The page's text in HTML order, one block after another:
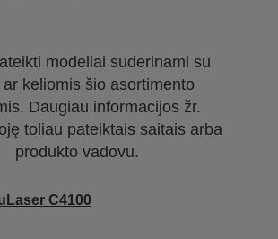
modeliai suderinami su
keliomis šio asortimento
Daugiau informacijos žr.
toliau pateiktais saitais arba
produkto vadovu.
C4100